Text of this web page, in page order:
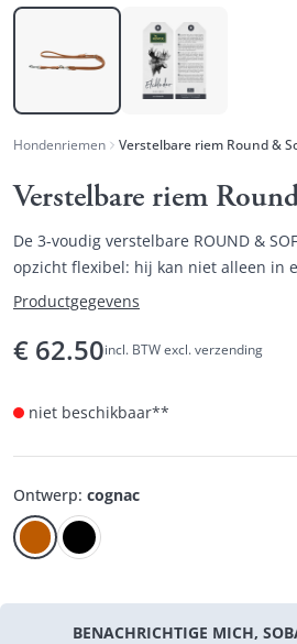
Hondenriemen
Verstelbare riem
De 3-voudig verstelbare ROUND &
opzicht flexibel: hij kan niet alleen in
stappen worden aangepast aan de
afwerking maakt hem ook bijzonder
Productgegevens
€ 62.50incl. BTW excl. verzending
niet beschikbaar**
Ontwerp: cognac
BENACHRICHTIGE MICH,